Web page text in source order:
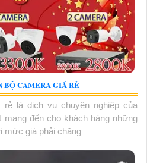
BỘ CAMERA GIÁ RẺ
là dịch vụ chuyên nghiệp của
đến cho khách hàng những
mức giá phải chăng